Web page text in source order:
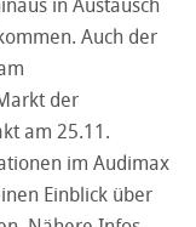
Auch der
der
am 25.11.
im Audimax
Einblick über